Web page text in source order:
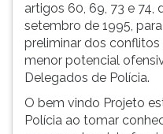
artigos 60, 69, 73 e 74,
setembro de 1995,
preliminar dos
menor potencial
Delegados de Polícia.
O bem vindo Projeto
Polícia ao tomar